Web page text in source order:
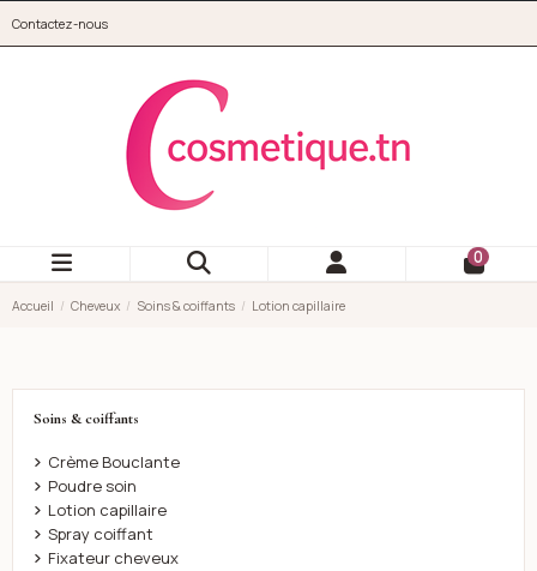
Contactez-nous
0
Accueil Cheveux Soins & coiffants Lotion capillaire
Soins & coiffants
Crème Bouclante
Poudre soin
Lotion capillaire
Spray coiffant
Fixateur cheveux